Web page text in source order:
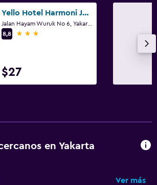
Yello Hotel Harmoni Jakarta
Jalan Hayam Wuruk No 6, Yakarta
8,8
3 estrellas
$27
en Yakarta
Ver más